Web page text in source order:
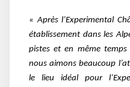
« Après l’Experimental
établissement dans les
pistes et en même
nous aimons beaucoup
le lieu idéal pour